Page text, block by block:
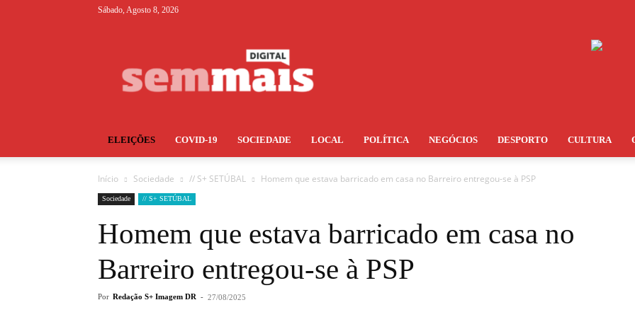
Sábado, Agosto 8, 2026
ELEIÇÕES COVID-19 SOCIEDADE LOCAL POLÍTICA NEGÓCIOS DESPORTO CULTURA
Início Sociedade // S+ SETÚBAL Homem que estava barricado em casa no Barreiro entregou-se à PSP
Sociedade // S+ SETÚBAL
Homem que estava barricado em casa no
Barreiro entregou-se à PSP
Por Redação S+ Imagem DR - 27/08/2025